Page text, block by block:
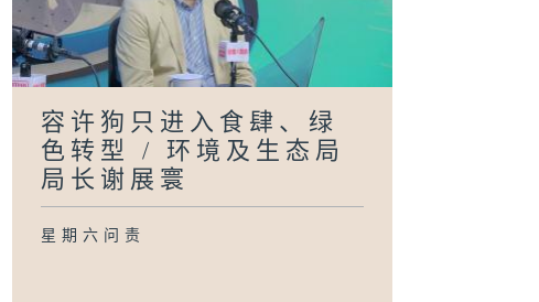
发展行动计划 /
中亚外访 / 财经
事务及库务局局长
许正宇
本港最新吸烟情况
/ 卫生署控烟酒办
康委员会主席汤修
容许狗只进入食肆、绿
色转型 / 环境及生态局
局长谢展寰
星期六问责